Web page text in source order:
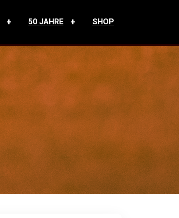
50 JAHRE SHOP